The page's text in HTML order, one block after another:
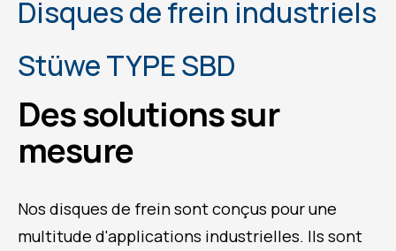
Disques de frein industriels
Stüwe TYPE SBD
Des solutions sur
mesure
Nos disques de frein sont conçus pour une
multitude d'applications industrielles. Ils sont